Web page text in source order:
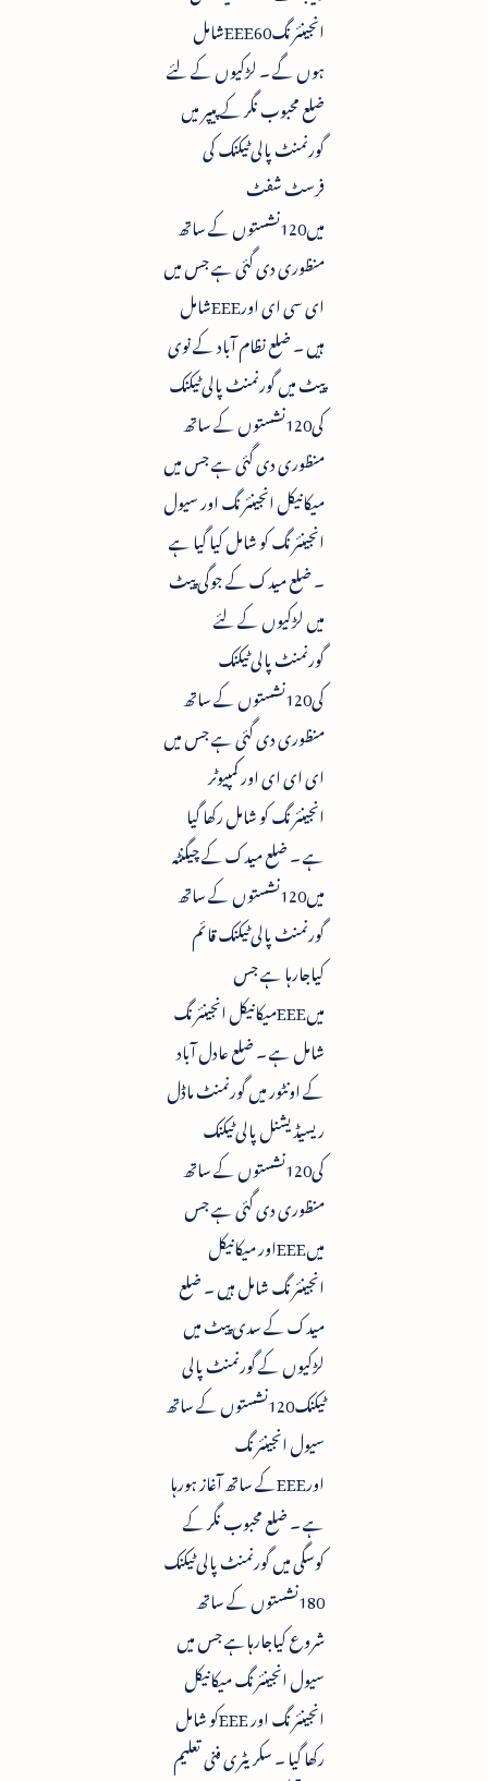
انجینئرنگEEE60شامل
ہوں گے ۔ لڑکیوں کے لئے
ضلع محبوب نگر کے پیپر میں
گورنمنٹ پالی ٹیکنک کی
فرسٹ شفٹ
میں120نشستوں کے ساتھ
منظوری دی گئی ہے جس میں
ای سی ای اورEEEشامل
ہیں ۔ ضلع نظام آباد کے نوی
پیٹ میں گورنمنٹ پالی ٹیکنک
کی120نشستوں کے ساتھ
منظوری دی گئی ہے جس میں
میکانیکل انجینئرنگ اور سیول
انجینئرنگ کو شامل کیا گیا ہے
۔ ضلع میدک کے جوگی پیٹ
میں لڑکیوں کے لئے
گورنمنٹ پالی ٹیکنک
کی120نشستوں کے ساتھ
منظوری دی گئی ہے جس میں
ای ای ای اور کمپیوٹر
انجینئرنگ کو شامل رکھا گیا
ہے ۔ ضلع میدک کے چیگنٹہ
میں120نشستوں کے ساتھ
گورنمنٹ پالی ٹیکنک قائم
کیاجارہا ہے جس
میںEEEمیکانیکل انجینئرنگ
شامل ہے ۔ ضلع عادل آباد
کے اونٹور میں گورنمنٹ ماڈل
ریسیڈیشنل پالی ٹیکنک
کی120نشستوں کے ساتھ
منظوری دی گئی ہے جس
میںEEEاور میکانیکل
انجینئرنگ شامل ہیں ۔ ضلع
میدک کے سدی پیٹ میں
لڑکیوں کے گورنمنٹ پالی
ٹیکنک120نشستوں کے ساتھ
سیول انجینئرنگ
اورEEEکے ساتھ آغاز ہورہا
ہے ۔ ضلع محبوب نگر کے
کوسگی میں گورنمنٹ پالی ٹیکنک
180نشستوں کے ساتھ
شروع کیاجارہاہے جس میں
سیول انجینئرنگ میکانیکل
انجینئرنگ اور EEEکو شامل
رکھا گیا ۔ سکریٹری فنی تعلیم